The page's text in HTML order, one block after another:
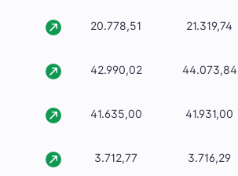
20.778,51 21.319,74
42.990,02 44.073,84
41.635,00 41.931,00
3.712,77 3.716,29